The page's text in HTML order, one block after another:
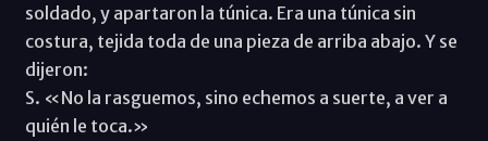
soldado, y apartaron la túnica. Era una túnica sin
costura, tejida toda de una pieza de arriba abajo. Y se
dijeron:
S. «No la rasguemos, sino echemos a suerte, a ver a
quién le toca.»